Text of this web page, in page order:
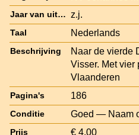
Jaar van uitgave z.j.
Taal Nederlands
Beschrijving
Naar de vierde
Visser. Met vier
Vlaanderen
Pagina's 186
Conditie Goed — Naam
Prijs € 4,00